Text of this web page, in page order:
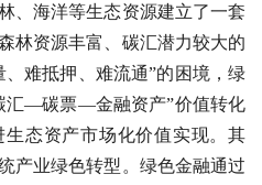
、海洋等生态资源建立了一套
林资源丰富、碳汇潜力较大的
难抵押、难流通”的困境，绿
汇—碳票—金融资产”价值转化
态资产市场化价值实现。其
产业绿色转型。绿色金融通过